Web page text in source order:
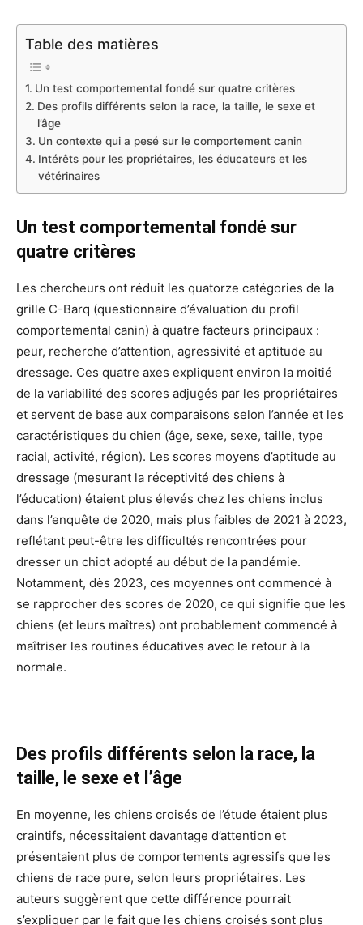
Table des matières
Un test comportemental fondé sur quatre critères
Des profils différents selon la race, la taille, le sexe et
l’âge
Un contexte qui a pesé sur le comportement canin
Intérêts pour les propriétaires, les éducateurs et les
vétérinaires
Un test comportemental fondé sur
quatre critères
Les chercheurs ont réduit les quatorze catégories de la
grille C-Barq (questionnaire d’évaluation du profil
comportemental canin) à quatre facteurs principaux :
peur, recherche d’attention, agressivité et aptitude au
dressage. Ces quatre axes expliquent environ la moitié
de la variabilité des scores adjugés par les propriétaires
et servent de base aux comparaisons selon l’année et les
caractéristiques du chien (âge, sexe, sexe, taille, type
racial, activité, région). Les scores moyens d’aptitude au
dressage (mesurant la réceptivité des chiens à
l’éducation) étaient plus élevés chez les chiens inclus
dans l’enquête de 2020, mais plus faibles de 2021 à 2023,
reflétant peut-être les difficultés rencontrées pour
dresser un chiot adopté au début de la pandémie.
Notamment, dès 2023, ces moyennes ont commencé à
se rapprocher des scores de 2020, ce qui signifie que les
chiens (et leurs maîtres) ont probablement commencé à
maîtriser les routines éducatives avec le retour à la
normale.
Des profils différents selon la race, la
taille, le sexe et l’âge
En moyenne, les chiens croisés de l’étude étaient plus
craintifs, nécessitaient davantage d’attention et
présentaient plus de comportements agressifs que les
chiens de race pure, selon leurs propriétaires. Les
auteurs suggèrent que cette différence pourrait
s’expliquer par le fait que les chiens croisés sont plus